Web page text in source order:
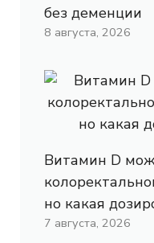
без деменции
8 августа, 2026
Витамин D
но какая
7 августа, 2026